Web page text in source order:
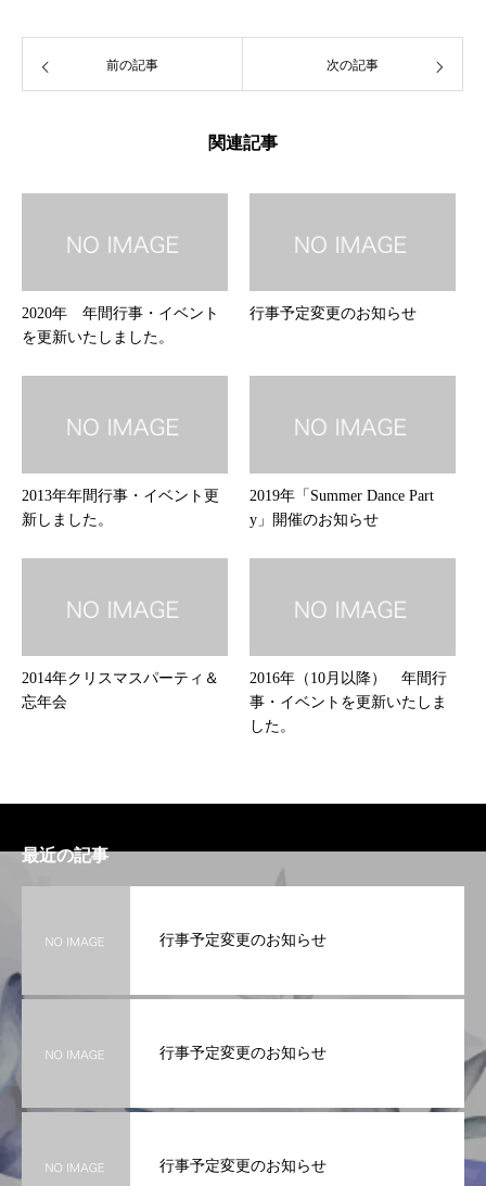
前の記事 次の記事
関連記事
2020年 年間行事・イベント
を更新いたしました。
行事予定変更のお知らせ
2013年年間行事・イベント更
新しました。
2019年「Summer Dance Part
y」開催のお知らせ
2014年クリスマスパーティ＆
忘年会
2016年（10月以降） 年間行
事・イベントを更新いたしま
した。
最近の記事
行事予定変更のお知らせ
行事予定変更のお知らせ
行事予定変更のお知らせ